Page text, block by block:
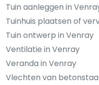
Tuin aanleggen in
Tuinhuis plaatsen of
Tuin ontwerp in Venray
Ventilatie in Venray
Veranda in Venray
Vlechten van